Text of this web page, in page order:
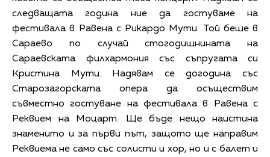
следващата година ние да гостуваме на
фестивала в Равена с Рикардо Мути. Той беше в
Сараево по случай стогодишнината на
Сараевската филхармония със съпругата си
Кристина Мути. Надявам се догодина със
Старозагорската опера да осъществим
съвместно гостуване на фестивала в Равена с
Реквием на Моцарт. Ще бъде нещо наистина
знаменито и за първи път, защото ще направим
Реквиема не само със солисти и хор, но и с балет и